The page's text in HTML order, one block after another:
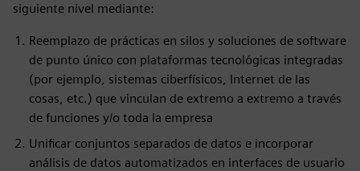
siguiente nivel mediante:
Reemplazo de prácticas en silos y soluciones de software
de punto único con plataformas tecnológicas integradas
(por ejemplo, sistemas ciberfísicos, Internet de las
cosas, etc.) que vinculan de extremo a extremo a través
de funciones y/o toda la empresa
Unificar conjuntos separados de datos e incorporar
análisis de datos automatizados en interfaces de usuario